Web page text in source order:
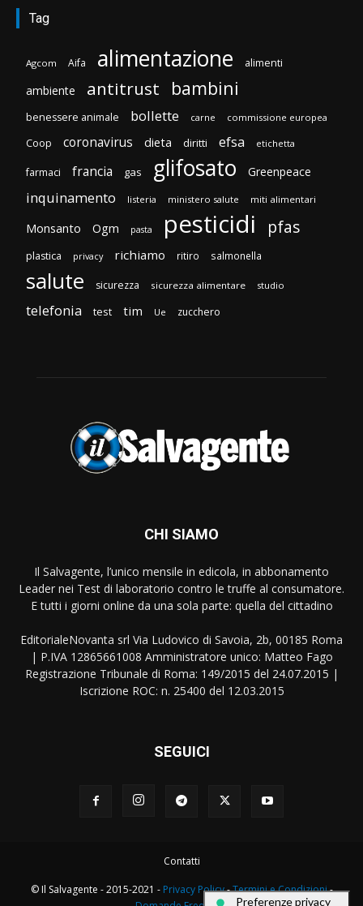
Tag
Agcom Aifa alimentazione alimenti
ambiente antitrust bambini
benessere animale bollette carne commissione europea
Coop coronavirus dieta diritti efsa etichetta
farmaci francia gas glifosato Greenpeace
inquinamento listeria ministero salute miti alimentari
Monsanto Ogm pasta pesticidi pfas
plastica privacy richiamo ritiro salmonella
salute sicurezza sicurezza alimentare studio
telefonia test tim Ue zucchero
CHI SIAMO
Il Salvagente, l’unico mensile in edicola, in abbonamento
Leader nei Test di laboratorio contro le truffe al consumatore.
E tutti i giorni online da una sola parte: quella del cittadino
EditorialeNovanta srl Via Ludovico di Savoia, 2b, 00185 Roma
| P.IVA 12865661008 Amministratore unico: Matteo Fago
Registrazione Tribunale di Roma: 149/2015 del 24.07.2015 |
Iscrizione ROC: n. 25400 del 12.03.2015
SEGUICI
Contatti
© Il Salvagente - 2015-2021 - Privacy Policy-Termini e Condizioni-